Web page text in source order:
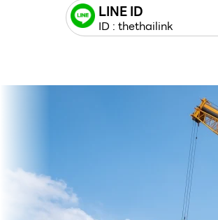
LINE ID
ID : thethailink